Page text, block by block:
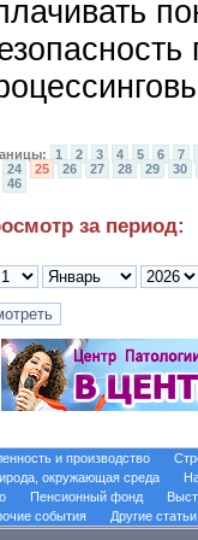
1 2 3 4 5 6
7
24 25 26 27 28 29
30
46
за период:
и производство
окружающая среда
Пенсионный фонд
события
Другие статьи